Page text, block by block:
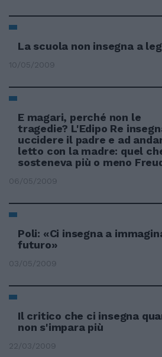
La scuola non insegna a
10/05/2009
E magari, perché non le
tragedie? L'Edipo Re
uccidere il padre e ad
letto con la madre: quel
sosteneva più o meno
06/05/2009
Poli: «Ci insegna a
futuro»
03/05/2009
Il critico che ci insegna
non s'impara più
22/03/2009